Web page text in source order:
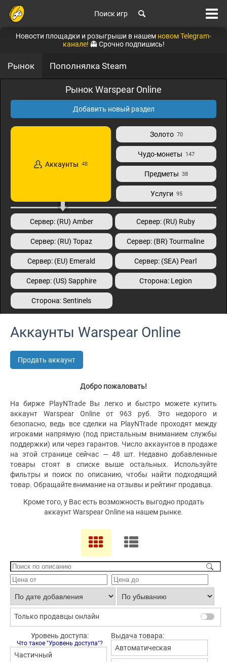
Поиск игр
Новости площадки и розыгрыши в нашем новом Telegram-
канале! 👻 Срочно подпишись!
Рынок Пополнялка Steam
Рынок Warspear Online
Добавить новый раздел
Аккаунты 48
Золото 70
Чудо-монеты 147
Предметы 38
Услуги 95
Сервер: (RU) Amber Сервер: (RU) Ruby
Сервер: (RU) Topaz Сервер: (BR) Tourmaline
Сервер: (EU) Emerald Сервер: (SEA) Pearl
Сервер: (US) Sapphire Сторона: Legion
Сторона: Sentinels
Аккаунты Warspear Online
Продать аккаунт
Добро пожаловать!
На бирже PlayNTrade Вы легко и быстро можете купить
аккаунт Warspear Online от 963 руб. Это недорого и
безопасно, ведь все сделки на PlayNTrade проходят между
игроками напрямую (под пристальным вниманием службы
поддержки) или через гарантов. Число аккаунтов в продаже
на этой странице сейчас — 48 шт. Недавно добавленные
товары стоят в списке выше остальных. Используйте
фильтры и поиск по описанию, чтобы найти подходящий
товар. Обращайте внимание на отзывы и рейтинг продавца.
Кроме того, у Вас есть возможность выгодно продать
аккаунт Warspear Online на нашем рынке.
Только продавцы онлайн
Уровень доступа:
Что такое "Уровень доступа"?
Частичный
Выдача товара:
Автоматическая